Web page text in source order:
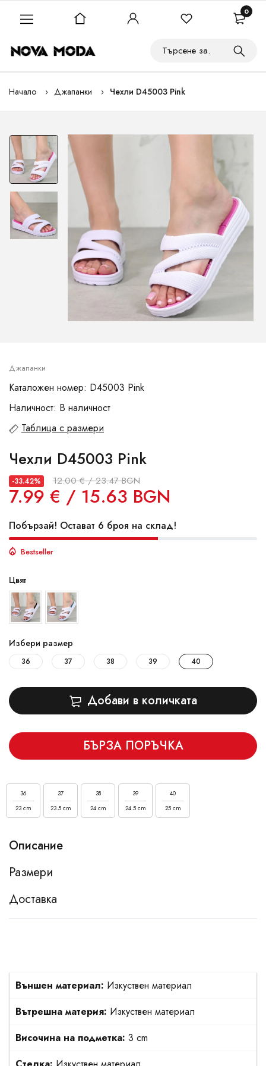
Начало Джапанки Чехли D45003 Pink
Джапанки
Каталожен номер: D45003 Pink
Наличност: В наличност
Таблица с размери
Чехли D45003 Pink
-33.42% 12.00 € / 23.47 BGN
7.99 € / 15.63 BGN
Побързай! Остават 6 броя на склад!
Bestseller
Цвят
Избери размер
36 37 38 39 40
Добави в количката
БЪРЗА ПОРЪЧКА
36
23 cm
37
23.5 cm
38
24 cm
39
24.5 cm
40
25 cm
Описание
Размери
Доставка
Външен материал: Изкуствен материал
Вътрешна материя: Изкуствен материал
Височина на подметка: 3 cm
0